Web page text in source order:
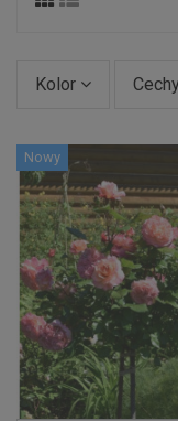
Kolor Cechy
Nowy